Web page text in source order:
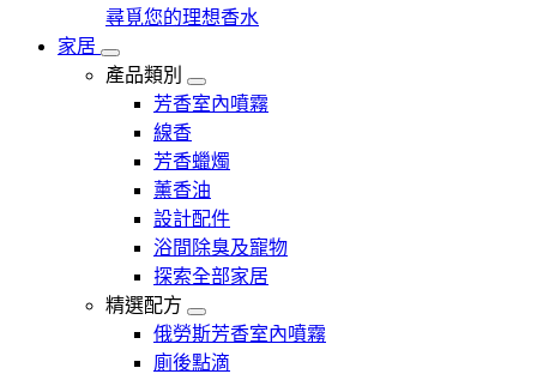
尋覓您的理想香水​
家居
產品類別
芳香室內噴霧
線香
芳香蠟燭
薰香油
設計配件
浴間除臭及寵物
探索全部家居
精選配方
俄勞斯芳香室內噴霧
廁後點滴